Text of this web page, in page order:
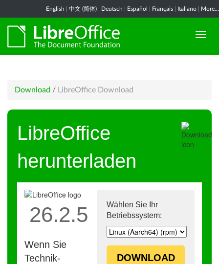
English 中文 (简体) Deutsch Español Français Italiano More...
Download / LibreOffice Download
LibreOffice
herunterladen
Wählen Sie Ihr
Betriebssystem:
DOWNLOAD
26.2.5
Wenn Sie
Technik-